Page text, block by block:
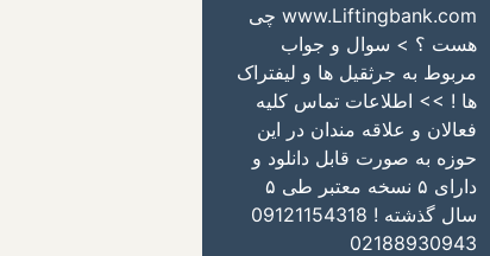
www.Liftingbank.com چی
هست ؟ > سوال و جواب
مربوط به جرثقیل ها و لیفتراک
ها ! >> اطلاعات تماس کلیه
فعالان و علاقه مندان در این
حوزه به صورت قابل دانلود و
دارای ۵ نسخه معتبر طی ۵
سال گذشته ! 09121154318
02188930943